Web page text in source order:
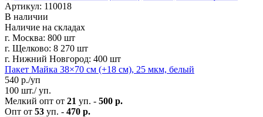
Артикул: 110018
В наличии
Наличие на складах
г. Москва: 800 шт
г. Щелково: 8 270 шт
г. Нижний Новгород: 400 шт
Пакет Майка 38×70 см (+18 см), 25 мкм, белый
540 р./уп
100 шт./ уп.
Мелкий опт от 21 уп. - 500 р.
Опт от 53 уп. - 470 р.